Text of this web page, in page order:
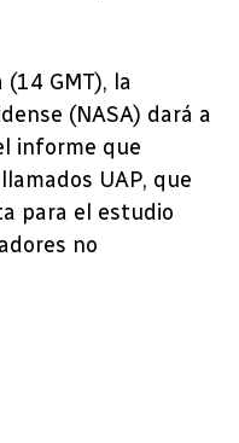
GMT), la
(NASA) dará a
informe que
UAP, que
para el estudio
no